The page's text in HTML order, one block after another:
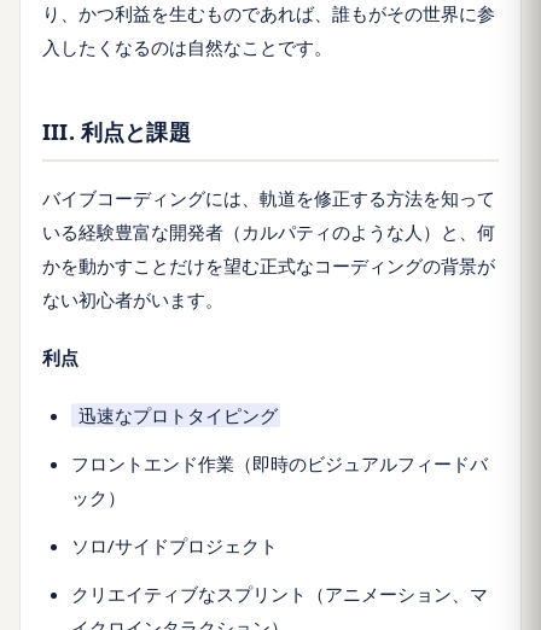
り、かつ利益を生むものであれば、誰もがその世界に参
入したくなるのは自然なことです。
III. 利点と課題
バイブコーディングには、軌道を修正する方法を知って
いる経験豊富な開発者（カルパティのような人）と、何
かを動かすことだけを望む正式なコーディングの背景が
ない初心者がいます。
利点
迅速なプロトタイピング
フロントエンド作業（即時のビジュアルフィードバ
ック）
ソロ/サイドプロジェクト
クリエイティブなスプリント（アニメーション、マ